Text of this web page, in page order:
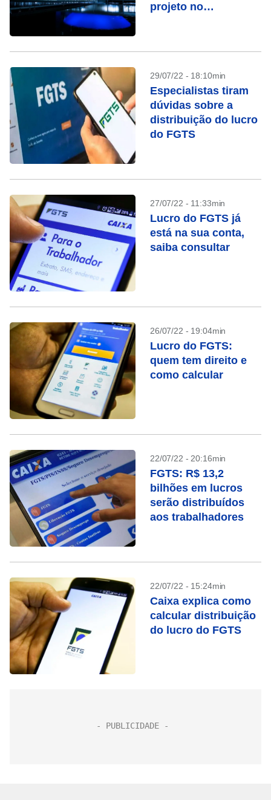
projeto no
29/07/22 - 18:10min
Especialistas tiram
dúvidas sobre a
distribuição do lucro
do FGTS
27/07/22 - 11:33min
Lucro do FGTS já
está na sua conta,
saiba consultar
26/07/22 - 19:04min
Lucro do FGTS:
quem tem direito e
como calcular
22/07/22 - 20:16min
FGTS: R$ 13,2
bilhões em lucros
serão distribuídos
aos trabalhadores
22/07/22 - 15:24min
Caixa explica como
calcular distribuição
do lucro do FGTS